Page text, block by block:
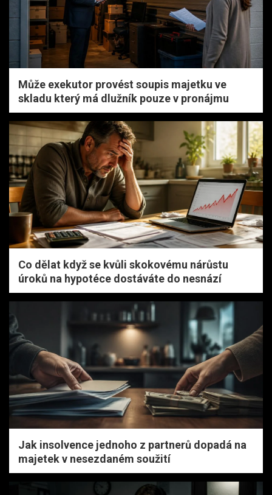
Může exekutor provést soupis majetku ve
skladu který má dlužník pouze v pronájmu
Co dělat když se kvůli skokovému nárůstu
úroků na hypotéce dostáváte do nesnází
Jak insolvence jednoho z partnerů dopadá na
majetek v nesezdaném soužití